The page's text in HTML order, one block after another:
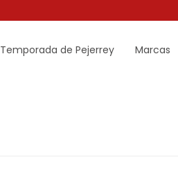
Temporada de Pejerrey Marcas